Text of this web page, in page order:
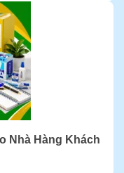
Nhà Hàng Khách